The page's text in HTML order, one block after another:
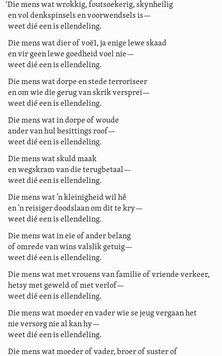
‘Die mens wat wrokkig, foutsoekerig, skynheilig
en vol denkspinsels en voorwendsels is—
weet dié een is ellendeling.
Die mens wat dier of voë1, ja enige lewe skaad
en vir geen lewe goedheid voel nie—
weet dié een is ellendeling.
Die mens wat dorpe en stede terroriseer
en om wie die gerug van skrik versprei—
weet dié een is ellendeling.
Die mens wat in dorpe of woude
ander van hul besittings roof—
weet dié een is ellendeling.
Die mens wat skuld maak
en wegskram van die terugbetaal—
weet dié een is ellendeling.
Die mens wat ’n kleinigheid wil hê
en ’n reisiger doodslaan om dit te kry—
weet dié een is ellendeling.
Die mens wat in eie of ander belang
of omrede van wins valslik getuig—
weet dié een is ellendeling.
Die mens wat met vrouens van familie of vriende verkeer,
hetsy met geweld of met verlof—
weet dié een is ellendeling.
Die mens wat moeder en vader wie se jeug vergaan het
nie versorg nie al kan hy—
weet dié een is ellendeling.
Die mens wat moeder of vader, broer of suster of